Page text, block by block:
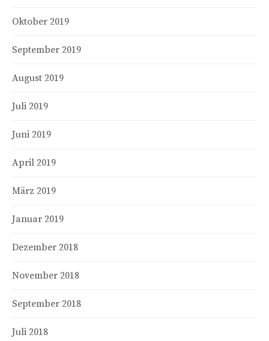
Oktober 2019
September 2019
August 2019
Juli 2019
Juni 2019
April 2019
März 2019
Januar 2019
Dezember 2018
November 2018
September 2018
Juli 2018